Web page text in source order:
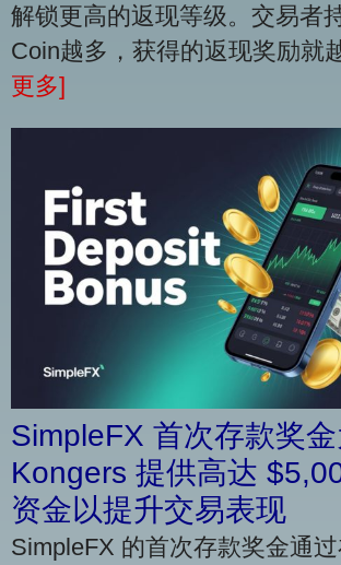
解锁更高的返现等级。交易者
Coin越多，获得的返现奖励就
更多]
SimpleFX 首次存款奖
Kongers 提供高达
资金以提升交易表现
SimpleFX 的首次存款奖金通